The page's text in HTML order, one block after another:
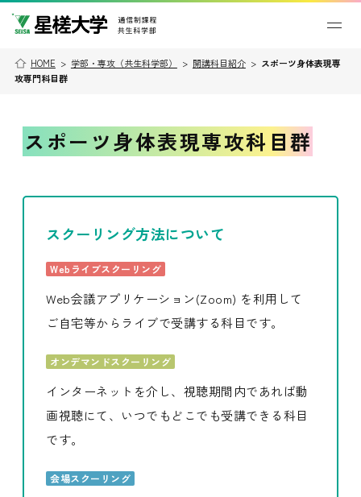
HOME > 学部・専攻（共生科学部） > 開講科目紹介> スポーツ身体表現専
攻専門科目群
スポーツ身体表現専攻科目群
スクーリング方法について
Webライブスクーリング
Web会議アプリケーション(Zoom) を利用して
ご自宅等からライブで受講する科目です。
オンデマンドスクーリング
インターネットを介し、視聴期間内であれば動
画視聴にて、いつでもどこでも受講できる科目
です。
会場スクーリング